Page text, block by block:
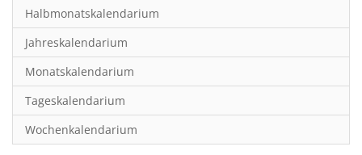
Literatur
Manga & Animé
Neutrale Kalender
Partner- & Wandplaner
Planung & Organisation
Halbmonatskalendarium
Jahreskalendarium
Monatskalendarium
Tageskalendarium
Wochenkalendarium